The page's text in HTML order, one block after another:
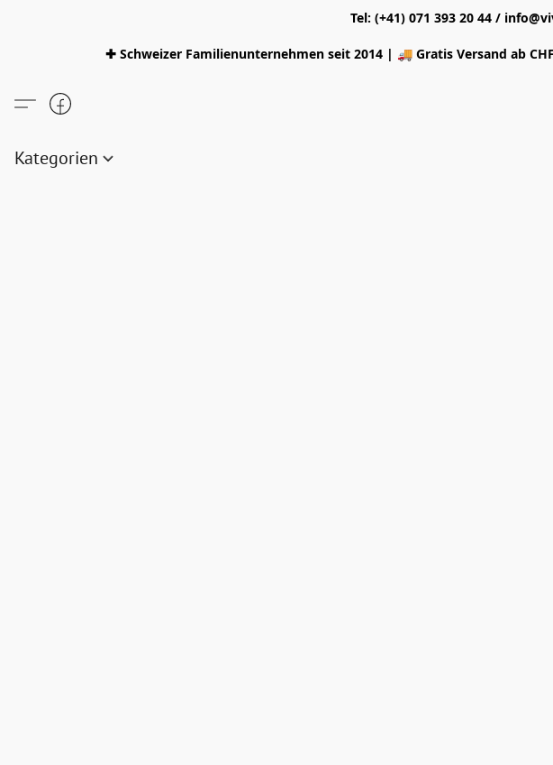
Tel: (+41) 071 393 20 44 /
✚ Schweizer Familienunternehmen seit 2014 | 🚚 Gratis Versand ab
Kategorien